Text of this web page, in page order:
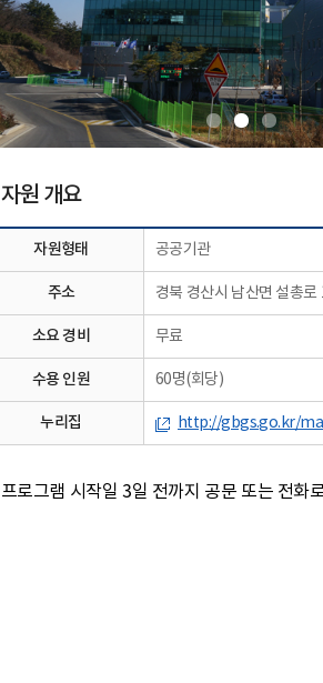
자원 개요
자원형태 공공기관
주소 경북 경산시 남산면 설총
소요 경비 무료
수용 인원 60명(회당)
누리집 http://gbgs.go.kr/
프로그램 시작일 3일 전까지 공문 또는 전화